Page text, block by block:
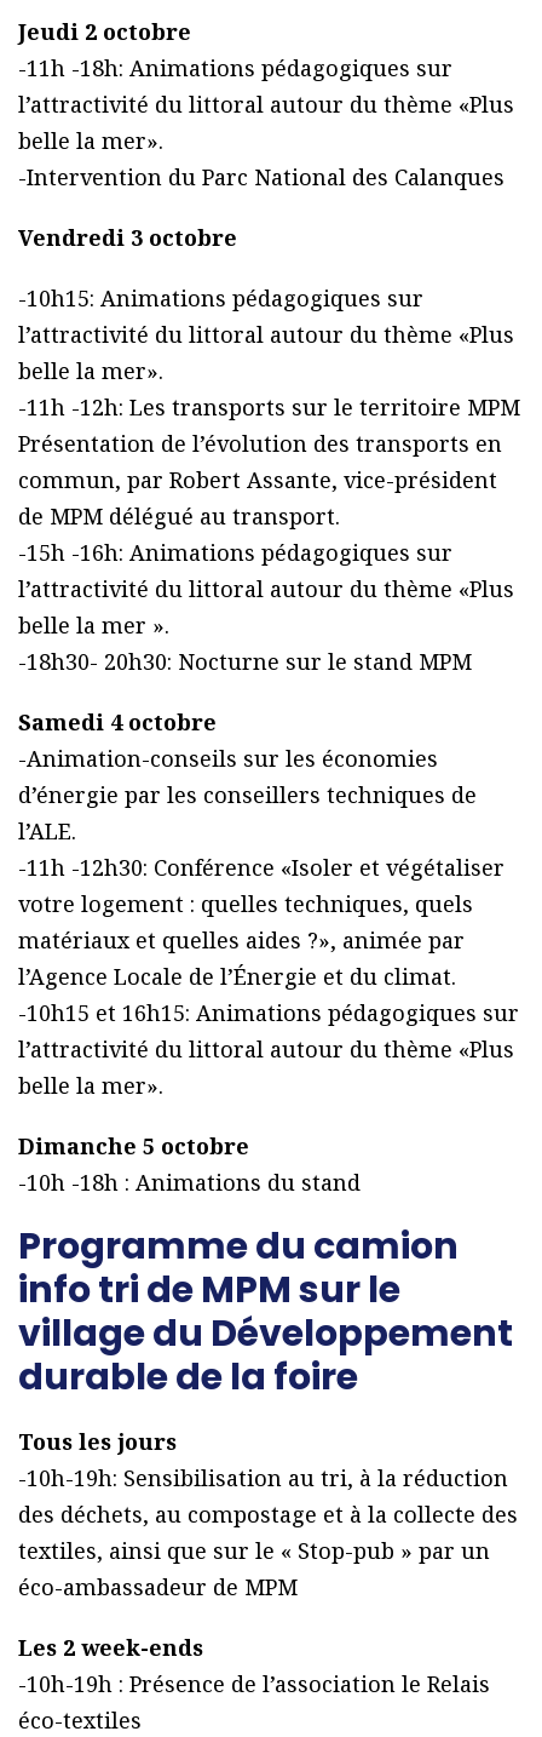
Jeudi 2 octobre
-11h -18h: Animations pédagogiques sur
l’attractivité du littoral autour du thème «Plus
belle la mer».
-Intervention du Parc National des Calanques
Vendredi 3 octobre
-10h15: Animations pédagogiques sur
l’attractivité du littoral autour du thème «Plus
belle la mer».
-11h -12h: Les transports sur le territoire MPM
Présentation de l’évolution des transports en
commun, par Robert Assante, vice-président
de MPM délégué au transport.
-15h -16h: Animations pédagogiques sur
l’attractivité du littoral autour du thème «Plus
belle la mer ».
-18h30- 20h30: Nocturne sur le stand MPM
Samedi 4 octobre
-Animation-conseils sur les économies
d’énergie par les conseillers techniques de
l’ALE.
-11h -12h30: Conférence «Isoler et végétaliser
votre logement : quelles techniques, quels
matériaux et quelles aides ?», animée par
l’Agence Locale de l’Énergie et du climat.
-10h15 et 16h15: Animations pédagogiques sur
l’attractivité du littoral autour du thème «Plus
belle la mer».
Dimanche 5 octobre
-10h -18h : Animations du stand
Programme du camion
info tri de MPM sur le
village du Développement
durable de la foire
Tous les jours
-10h-19h: Sensibilisation au tri, à la réduction
des déchets, au compostage et à la collecte des
textiles, ainsi que sur le « Stop-pub » par un
éco-ambassadeur de MPM
Les 2 week-ends
-10h-19h : Présence de l’association le Relais
éco-textiles